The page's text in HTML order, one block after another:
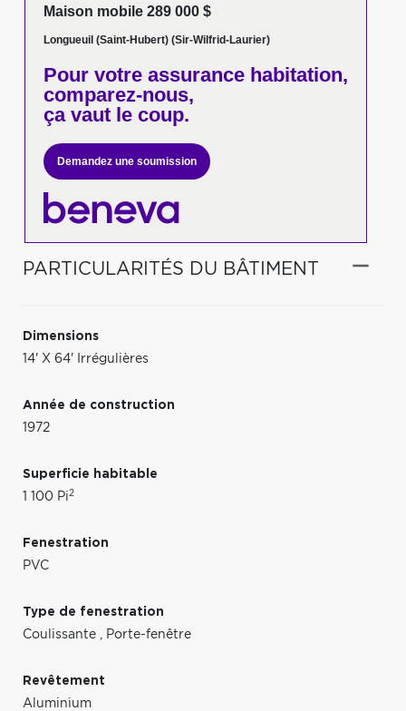
Maison mobile 289 000 $
Longueuil (Saint-Hubert) (Sir-Wilfrid-Laurier)
Pour votreassurance habitation,
comparez-nous,
ça vaut le coup.
Demandez une soumission
PARTICULARITÉS DU BÂTIMENT
Dimensions
14' X 64' Irrégulières
Année de construction
1972
Superficie habitable
1 100 Pi2
Fenestration
PVC
Type de fenestration
Coulissante , Porte-fenêtre
Revêtement
Aluminium